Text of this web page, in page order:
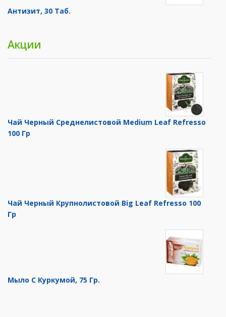
Антизит, 30 Таб.
Акции
Чай Черный Среднелистовой Medium Leaf Refresso
100 Гр
Чай Черный Крупнолистовой Big Leaf Refresso 100
Гр
Мыло С Куркумой, 75 Гр.